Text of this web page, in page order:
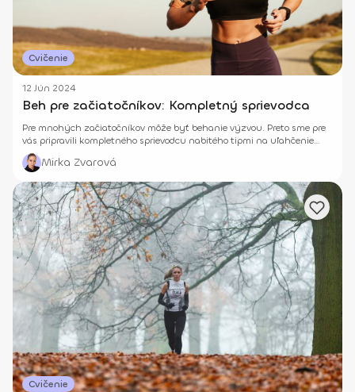
Cvičenie
12 Jún 2024
Beh pre začiatočníkov: Kompletný sprievodca
Pre mnohých začiatočníkov môže byť behanie výzvou. Preto sme pre
vás pripravili kompletného sprievodcu nabitého tipmi na uľahčenie
náročnejších začiatkov.
Mirka Zvarová
Cvičenie